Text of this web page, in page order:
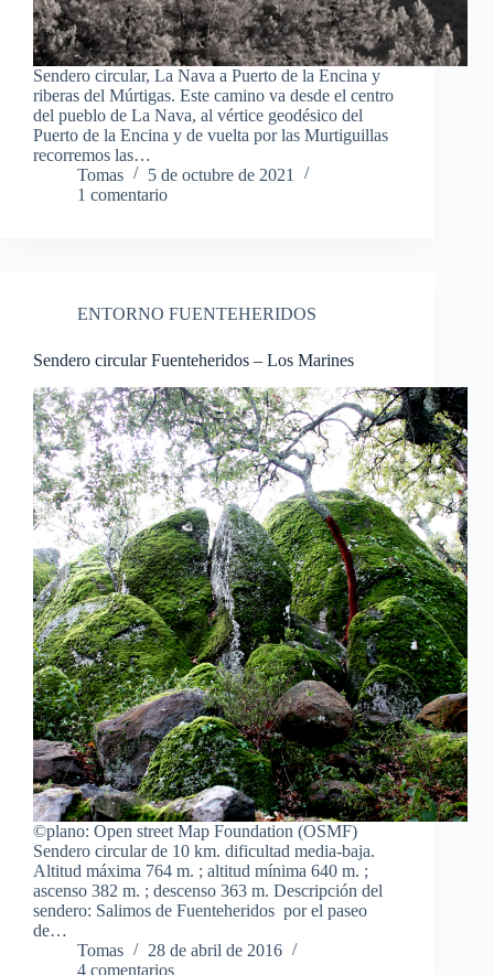
Sendero circular, La Nava a Puerto de la Encina y
riberas del Múrtigas. Este camino va desde el centro
del pueblo de La Nava, al vértice geodésico del
Puerto de la Encina y de vuelta por las Murtiguillas
recorremos las…
Tomas
5 de octubre de 2021
1 comentario
ENTORNO FUENTEHERIDOS
Sendero circular Fuenteheridos – Los Marines
©plano: Open street Map Foundation (OSMF)
Sendero circular de 10 km. dificultad media-baja.
Altitud máxima 764 m. ; altitud mínima 640 m. ;
ascenso 382 m. ; descenso 363 m. Descripción del
sendero: Salimos de Fuenteheridos por el paseo
de…
Tomas
28 de abril de 2016
4 comentarios